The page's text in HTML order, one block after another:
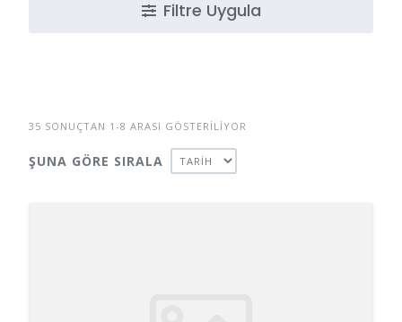
Filtre Uygula
35 SONUÇTAN 1-8 ARASI GÖSTERILIYOR
ŞUNA GÖRE SIRALA